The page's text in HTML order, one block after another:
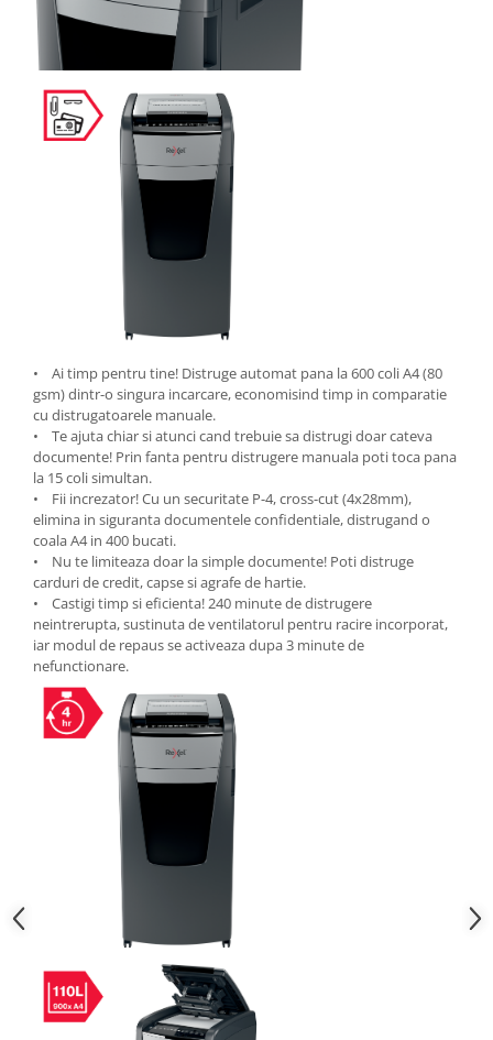
Masini de legat, indosariat si
accesorii
Protocol si HORECA
Apa si bauturi racoritoare
Cafea, ceai, zahar, lapte
Casa si bucatarie
Bucatarie si servire
Textile si confort pentru casa
Seturi si accesorii pentru vin
Rucsacuri si articole de calatorie
Rucsacuri
Trollere, genti si accesorii de voiaj
Genti de umar si borsete
Genti, huse si rucsacuri de laptop
Genti de plaja si cumparaturi
Portofele si portcarduri RFID
Sport si accesorii outdoor
Sticle, cani si termosuri to go
Sport, jocuri si accesorii
Gratare si picnic
Plaja si relaxare
Genti frigorifice
Ochelari de soare
Lanyards si brelocuri
Unelte multifunctionale si bricege
Seturi si scule de baza
Masurare si taiere
• Ai timp pentru tine! Distruge automat pana la 600 coli A4 (80
gsm) dintr-o singura incarcare, economisind timp in comparatie
cu distrugatoarele manuale.
• Te ajuta chiar si atunci cand trebuie sa distrugi doar cateva
documente! Prin fanta pentru distrugere manuala poti toca pana
la 15 coli simultan.
• Fii increzator! Cu un securitate P-4, cross-cut (4x28mm),
elimina in siguranta documentele confidentiale, distrugand o
coala A4 in 400 bucati.
• Nu te limiteaza doar la simple documente! Poti distruge
carduri de credit, capse si agrafe de hartie.
• Castigi timp si eficienta! 240 minute de distrugere
neintrerupta, sustinuta de ventilatorul pentru racire incorporat,
iar modul de repaus se activeaza dupa 3 minute de
nefunctionare.